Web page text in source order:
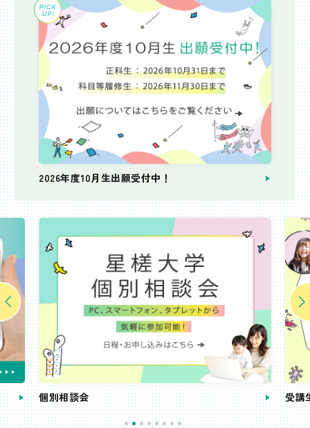
2026年度10月生出願受付中！
個別相談会 受講